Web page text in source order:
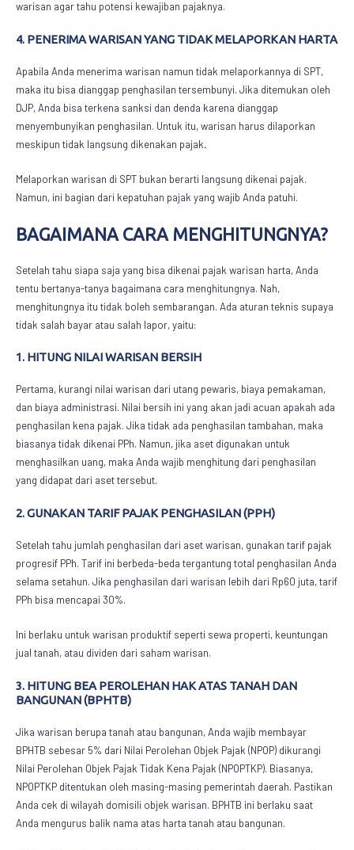
warisan agar tahu potensi kewajiban pajaknya.
4. PENERIMA WARISAN YANG TIDAK MELAPORKAN HARTA
Apabila Anda menerima warisan namun tidak melaporkannya di SPT,
maka itu bisa dianggap penghasilan tersembunyi. Jika ditemukan oleh
DJP, Anda bisa terkena sanksi dan denda karena dianggap
menyembunyikan penghasilan. Untuk itu, warisan harus dilaporkan
meskipun tidak langsung dikenakan pajak.
Melaporkan warisan di SPT bukan berarti langsung dikenai pajak.
Namun, ini bagian dari kepatuhan pajak yang wajib Anda patuhi.
BAGAIMANA CARA MENGHITUNGNYA?
Setelah tahu siapa saja yang bisa dikenai pajak warisan harta, Anda
tentu bertanya-tanya bagaimana cara menghitungnya. Nah,
menghitungnya itu tidak boleh sembarangan. Ada aturan teknis supaya
tidak salah bayar atau salah lapor, yaitu:
1. HITUNG NILAI WARISAN BERSIH
Pertama, kurangi nilai warisan dari utang pewaris, biaya pemakaman,
dan biaya administrasi. Nilai bersih ini yang akan jadi acuan apakah ada
penghasilan kena pajak. Jika tidak ada penghasilan tambahan, maka
biasanya tidak dikenai PPh. Namun, jika aset digunakan untuk
menghasilkan uang, maka Anda wajib menghitung dari penghasilan
yang didapat dari aset tersebut.
2. GUNAKAN TARIF PAJAK PENGHASILAN (PPH)
Setelah tahu jumlah penghasilan dari aset warisan, gunakan tarif pajak
progresif PPh. Tarif ini berbeda-beda tergantung total penghasilan Anda
selama setahun. Jika penghasilan dari warisan lebih dari Rp60 juta, tarif
PPh bisa mencapai 30%.
Ini berlaku untuk warisan produktif seperti sewa properti, keuntungan
jual tanah, atau dividen dari saham warisan.
3. HITUNG BEA PEROLEHAN HAK ATAS TANAH DAN
BANGUNAN (BPHTB)
Jika warisan berupa tanah atau bangunan, Anda wajib membayar
BPHTB sebesar 5% dari Nilai Perolehan Objek Pajak (NPOP) dikurangi
Nilai Perolehan Objek Pajak Tidak Kena Pajak (NPOPTKP). Biasanya,
NPOPTKP ditentukan oleh masing-masing pemerintah daerah. Pastikan
Anda cek di wilayah domisili objek warisan. BPHTB ini berlaku saat
Anda mengurus balik nama atas harta tanah atau bangunan.